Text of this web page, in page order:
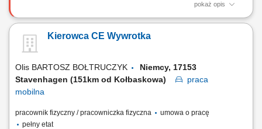
pokaż opis
Prowadzenie pojazdu członowego o dopuszczalnej masie całkowitej
Kontrolowanie poprawności procesów załadunkowych oraz weryfikacja
stanu technicznego zabezpieczeń towaru; Dbanie o terminowy przewóz
Kierowca CE Wywrotka
Olis BARTOSZ BOŁTRUCZYK
Niemcy, 17153
Stavenhagen (151km od Kołbaskowa)
praca
mobilna
pracownik fizyczny / pracowniczka fizyczna
umowa o pracę
pełny etat